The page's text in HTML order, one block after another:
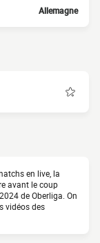
Allemagne
en live, la
avant le coup
de Oberliga. On
vidéos des